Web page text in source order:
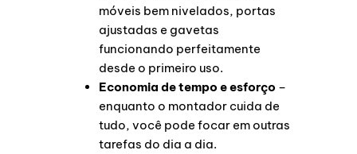
móveis bem nivelados, portas
ajustadas e gavetas
funcionando perfeitamente
desde o primeiro uso.
Economia de tempo e esforço –
enquanto o montador cuida de
tudo, você pode focar em outras
tarefas do dia a dia.